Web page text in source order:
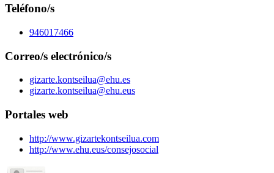
Teléfono/s
946017466
Correo/s electrónico/s
gizarte.kontseilua@ehu.es
gizarte.kontseilua@ehu.eus
Portales web
http://www.gizartekontseilua.com
http://www.ehu.eus/consejosocial